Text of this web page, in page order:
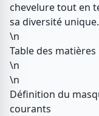
chevelure tout en
sa diversité unique.
\n
Table des matières
\n
\n
Définition du
courants